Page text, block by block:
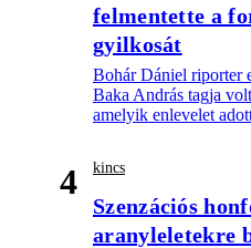
felmentette a
gyilkosát
Bohár Dániel riporter
Baka András tagja
amelyik enlevelet
4 kincs
Szenzációs
aranyleletekre